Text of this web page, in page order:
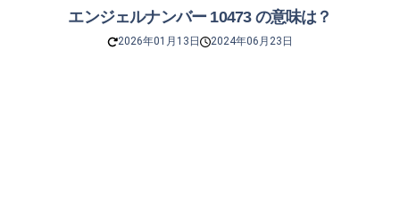
エンジェルナンバー 10473 の意味は？
2026年01月13日 2024年06月23日